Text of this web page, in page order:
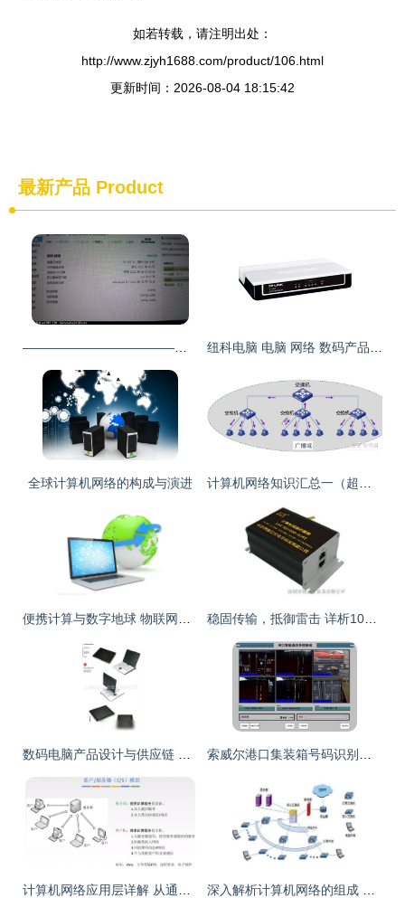
如若转载，请注明出处：
http://www.zjyh1688.com/product/106.html
更新时间：2026-08-04 18:15:42
最新产品 Product
全球计算机网络的构成与演进